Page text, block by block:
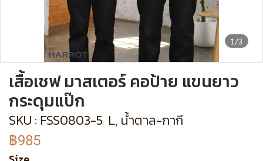
1/3
เสื้อเชฟ มาสเตอร์ คอป้าย แขนยาว
กระดุมแป๊ก
SKU : FSS0803-5 L, น้ำตาล-กากี
฿985